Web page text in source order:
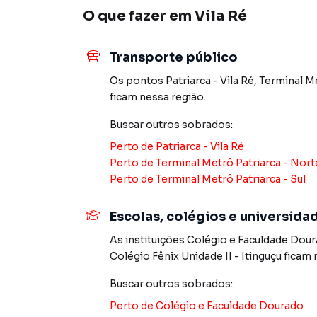
Se você procura conforto, sofisticação e
100 m² de puro charme e funcionalidade:
3 dormitórios – todos suítes!
Sala e cozinha em conceito aberto
Quintal privativo com espaço gourmet já
2 vagas de garagem
Acabamento impecável, feito para
⠀
Unidades a partir de R$ 685 mil
Agende uma visita e venha se surpreender!
Sobrado para Venda em região valorizada do
procurava ou deseja mais informações sobre
O que fazer em Vila Ré
Transporte público
Os pontos Patriarca - Vila Ré, Terminal
ficam nessa região.
Buscar outros sobrados:
Perto de Patriarca - Vila Ré
Perto de Terminal Metrô Patriarca -
Perto de Terminal Metrô Patriarca - Sul
Escolas, colégios e
As instituições Colégio e Faculdade
Colégio Fênix Unidade II - Itinguçu ficam
Buscar outros sobrados:
Perto de Colégio e Faculdade Dourado